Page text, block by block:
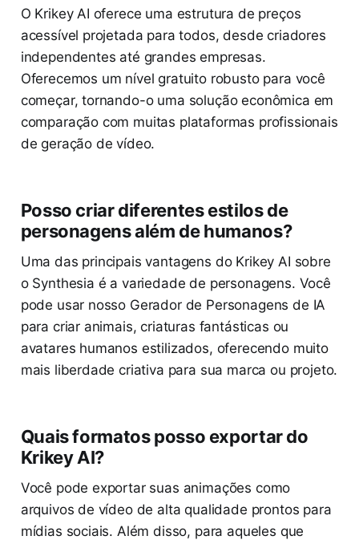
O Krikey AI oferece uma estrutura de preços
acessível projetada para todos, desde criadores
independentes até grandes empresas.
Oferecemos um nível gratuito robusto para você
começar, tornando-o uma solução econômica em
comparação com muitas plataformas profissionais
de geração de vídeo.
Posso criar diferentes estilos de
personagens além de humanos?
Uma das principais vantagens do Krikey AI sobre
o Synthesia é a variedade de personagens. Você
pode usar nosso Gerador de Personagens de IA
para criar animais, criaturas fantásticas ou
avatares humanos estilizados, oferecendo muito
mais liberdade criativa para sua marca ou projeto.
Quais formatos posso exportar do
Krikey AI?
Você pode exportar suas animações como
arquivos de vídeo de alta qualidade prontos para
mídias sociais. Além disso, para aqueles que